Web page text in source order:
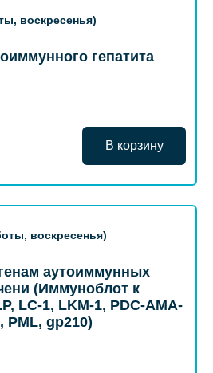
воскресенья)
гепатита
В корзину
воскресенья)
аутоиммунных
(Иммуноблот к
LC-1, LKM-1, PDC-AMA-
PML, gp210)